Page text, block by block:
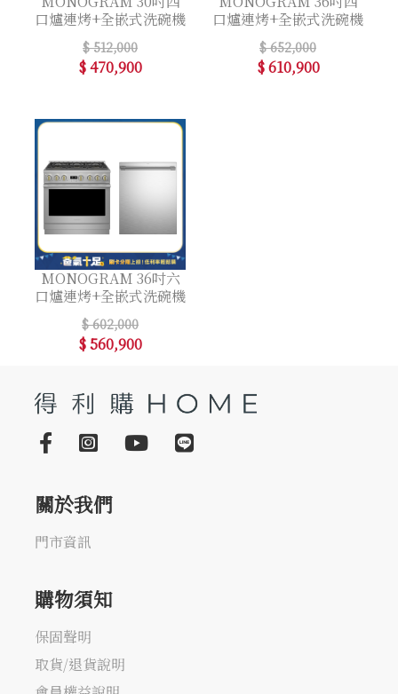
口爐連烤+全嵌式洗碗機
$ 512,000
$ 470,900
口爐連烤+全嵌式洗碗機
$ 652,000
$ 610,900
MONOGRAM 36吋六
口爐連烤+全嵌式洗碗機
$ 602,000
$ 560,900
關於我們
門市資訊
購物須知
保固聲明
取貨/退貨說明